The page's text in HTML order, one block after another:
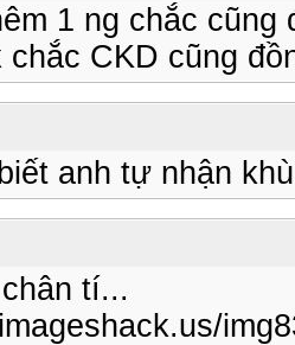
1 ng chắc
chắc CKD cũng
anh tự nhận
tí...